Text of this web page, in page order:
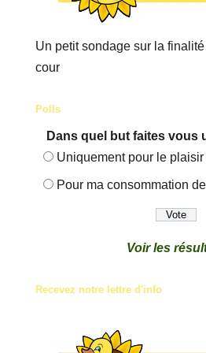
Un petit sondage sur la
cour
Polls
Dans quel but faites vous
Uniquement pour le
Pour ma consommation
Voir les
Recevez notre lettre d'info